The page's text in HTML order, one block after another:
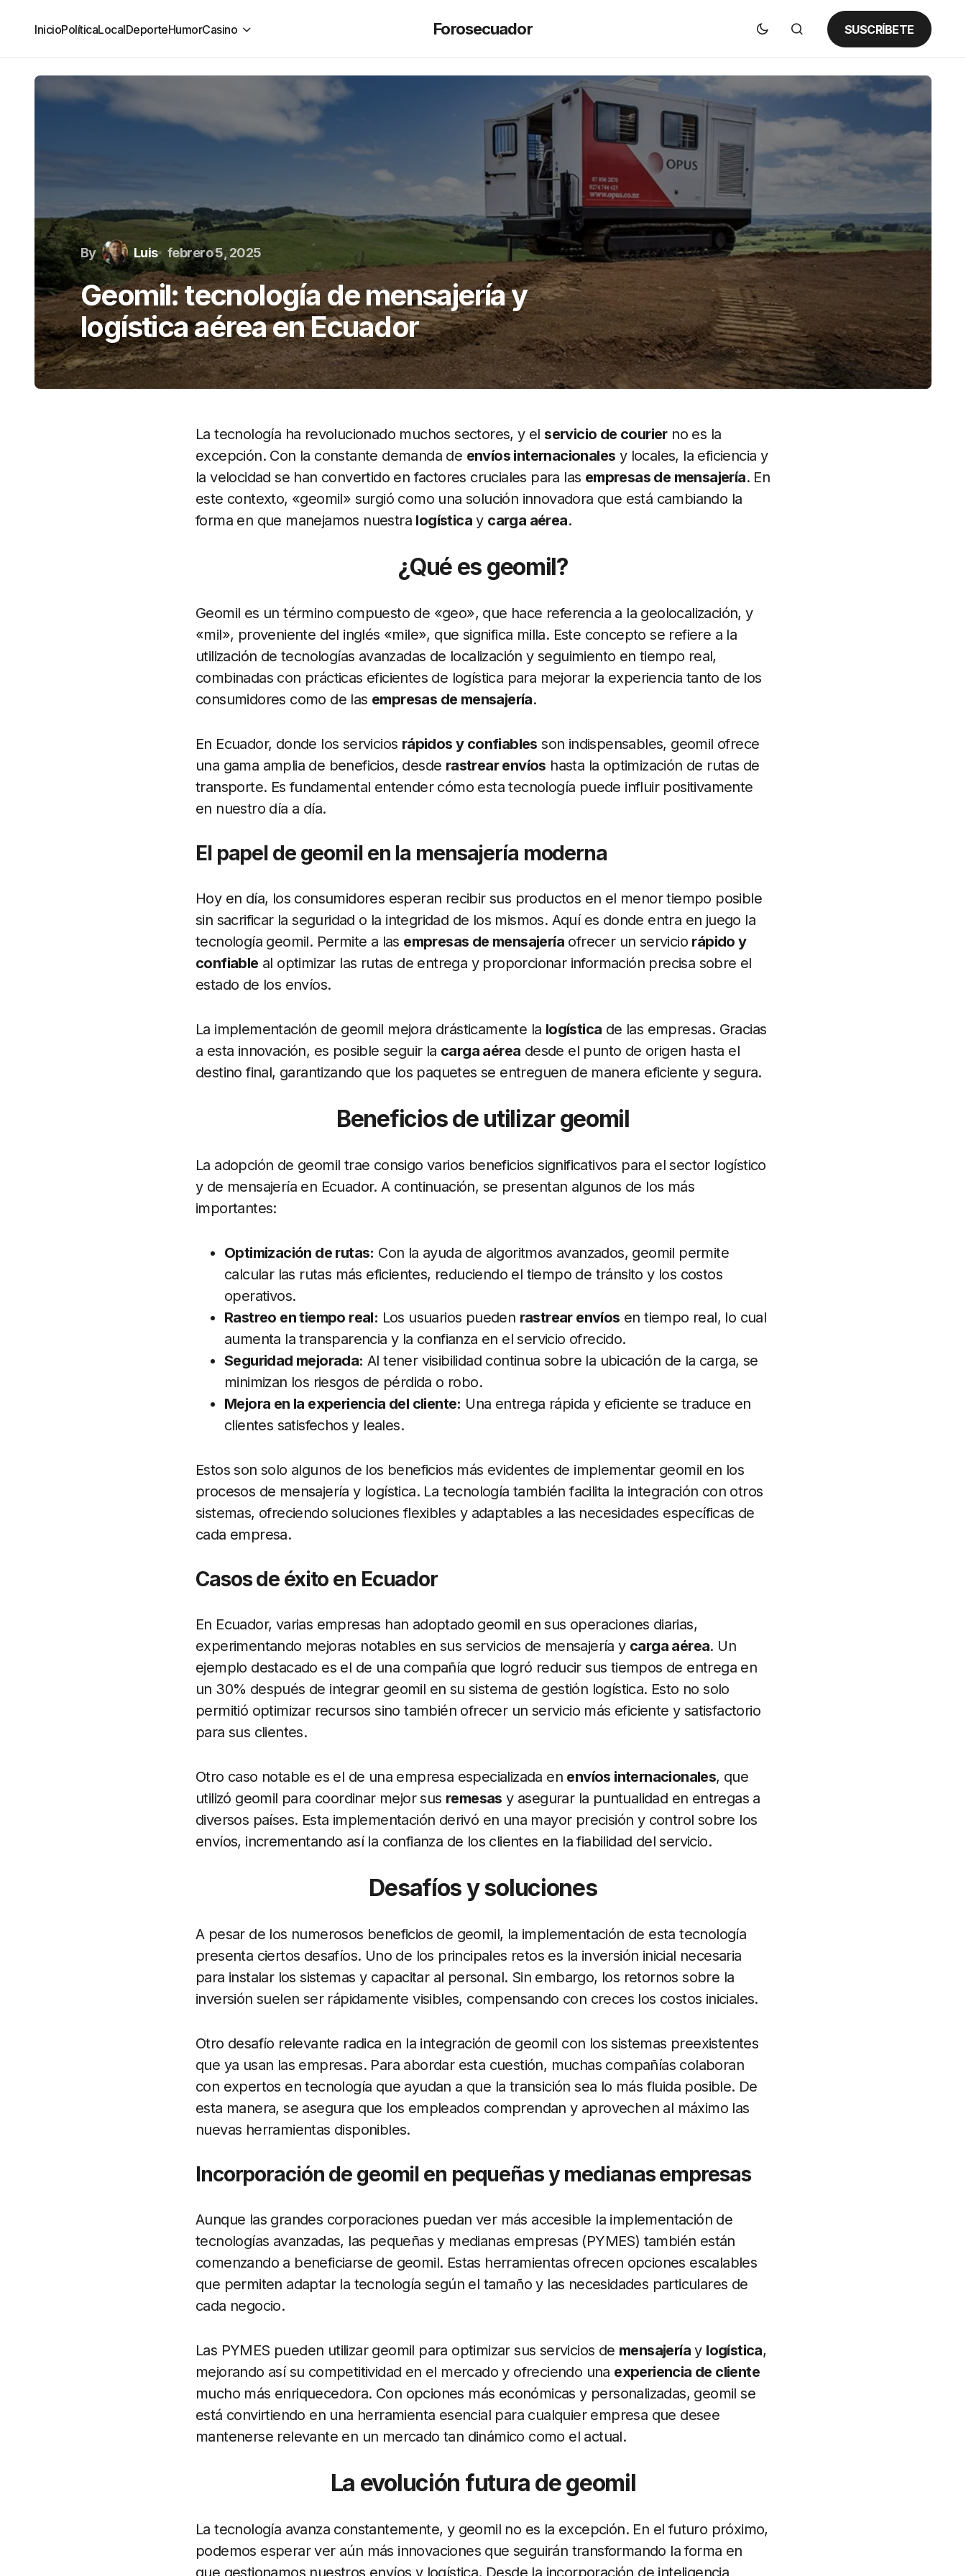
InicioPolíticaLocalDeporteHumorCasino Forosecuador SUSCRÍBETE
By Luis febrero 5, 2025
Geomil: tecnología de mensajería y
logística aérea en Ecuador
La tecnología ha revolucionado muchos sectores, y el servicio de courierno es la
excepción. Con la constante demanda de envíos internacionales y locales, la eficiencia y
la velocidad se han convertido en factores cruciales para las empresas de mensajería. En
este contexto, «geomil» surgió como una solución innovadora que está cambiando la
forma en que manejamos nuestra logística y carga aérea.
¿Qué es geomil?
Geomil es un término compuesto de «geo», que hace referencia a la geolocalización, y
«mil», proveniente del inglés «mile», que significa milla. Este concepto se refiere a la
utilización de tecnologías avanzadas de localización y seguimiento en tiempo real,
combinadas con prácticas eficientes de logística para mejorar la experiencia tanto de los
consumidores como de las empresas de mensajería.
En Ecuador, donde los servicios rápidos y confiables son indispensables, geomil ofrece
una gama amplia de beneficios, desde rastrear envíos hasta la optimización de rutas de
transporte. Es fundamental entender cómo esta tecnología puede influir positivamente
en nuestro día a día.
El papel de geomil en la mensajería moderna
Hoy en día, los consumidores esperan recibir sus productos en el menor tiempo posible
sin sacrificar la seguridad o la integridad de los mismos. Aquí es donde entra en juego la
tecnología geomil. Permite a las empresas de mensajería ofrecer un servicio rápido y
confiable al optimizar las rutas de entrega y proporcionar información precisa sobre el
estado de los envíos.
La implementación de geomil mejora drásticamente la logística de las empresas. Gracias
a esta innovación, es posible seguir la carga aérea desde el punto de origen hasta el
destino final, garantizando que los paquetes se entreguen de manera eficiente y segura.
Beneficios de utilizar geomil
La adopción de geomil trae consigo varios beneficios significativos para el sector logístico
y de mensajería en Ecuador. A continuación, se presentan algunos de los más
importantes:
Optimización de rutas: Con la ayuda de algoritmos avanzados, geomil permite
calcular las rutas más eficientes, reduciendo el tiempo de tránsito y los costos
operativos.
Rastreo en tiempo real: Los usuarios pueden rastrear envíos en tiempo real, lo cual
aumenta la transparencia y la confianza en el servicio ofrecido.
Seguridad mejorada: Al tener visibilidad continua sobre la ubicación de la carga, se
minimizan los riesgos de pérdida o robo.
Mejora en la experiencia del cliente: Una entrega rápida y eficiente se traduce en
clientes satisfechos y leales.
Estos son solo algunos de los beneficios más evidentes de implementar geomil en los
procesos de mensajería y logística. La tecnología también facilita la integración con otros
sistemas, ofreciendo soluciones flexibles y adaptables a las necesidades específicas de
cada empresa.
Casos de éxito en Ecuador
En Ecuador, varias empresas han adoptado geomil en sus operaciones diarias,
experimentando mejoras notables en sus servicios de mensajería y carga aérea. Un
ejemplo destacado es el de una compañía que logró reducir sus tiempos de entrega en
un 30% después de integrar geomil en su sistema de gestión logística. Esto no solo
permitió optimizar recursos sino también ofrecer un servicio más eficiente y satisfactorio
para sus clientes.
Otro caso notable es el de una empresa especializada en envíos internacionales, que
utilizó geomil para coordinar mejor sus remesas y asegurar la puntualidad en entregas a
diversos países. Esta implementación derivó en una mayor precisión y control sobre los
envíos, incrementando así la confianza de los clientes en la fiabilidad del servicio.
Desafíos y soluciones
A pesar de los numerosos beneficios de geomil, la implementación de esta tecnología
presenta ciertos desafíos. Uno de los principales retos es la inversión inicial necesaria
para instalar los sistemas y capacitar al personal. Sin embargo, los retornos sobre la
inversión suelen ser rápidamente visibles, compensando con creces los costos iniciales.
Otro desafío relevante radica en la integración de geomil con los sistemas preexistentes
que ya usan las empresas. Para abordar esta cuestión, muchas compañías colaboran
con expertos en tecnología que ayudan a que la transición sea lo más fluida posible. De
esta manera, se asegura que los empleados comprendan y aprovechen al máximo las
nuevas herramientas disponibles.
Incorporación de geomil en pequeñas y medianas empresas
Aunque las grandes corporaciones puedan ver más accesible la implementación de
tecnologías avanzadas, las pequeñas y medianas empresas (PYMES) también están
comenzando a beneficiarse de geomil. Estas herramientas ofrecen opciones escalables
que permiten adaptar la tecnología según el tamaño y las necesidades particulares de
cada negocio.
Las PYMES pueden utilizar geomil para optimizar sus servicios de mensajería y logística,
mejorando así su competitividad en el mercado y ofreciendo una experiencia de cliente
mucho más enriquecedora. Con opciones más económicas y personalizadas, geomil se
está convirtiendo en una herramienta esencial para cualquier empresa que desee
mantenerse relevante en un mercado tan dinámico como el actual.
La evolución futura de geomil
La tecnología avanza constantemente, y geomil no es la excepción. En el futuro próximo,
podemos esperar ver aún más innovaciones que seguirán transformando la forma en
que gestionamos nuestros envíos y logística. Desde la incorporación de inteligencia